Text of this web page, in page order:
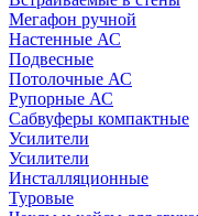
Мегафон ручной
Настенные АС
Подвесные
Потолочные АС
Рупорные АС
Сабвуферы компактные
Усилители
Усилители
Инсталляционные
Туровые